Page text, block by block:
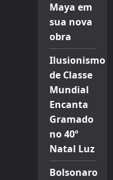
Maya em
sua nova
obra
Ilusionismo
de Classe
Mundial
Encanta
Gramado
no 40º
Natal Luz
Bolsonaro